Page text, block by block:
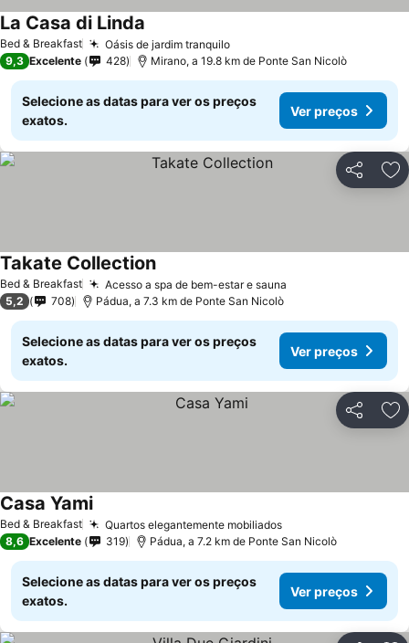
Bed & Breakfast Oásis de jardim tranquilo
La Casa di Linda
9,3 Excelente 428 Mirano, a 19.8 km de Ponte San Nicolò
Selecione as datas para ver os preços
exatos.
Ver preços
Partilhar
Bed & Breakfast Acesso a spa de bem-estar e sauna
Takate Collection
5,2 708 Pádua, a 7.3 km de Ponte San Nicolò
Selecione as datas para ver os preços
exatos.
Ver preços
Partilhar
Bed & Breakfast Quartos elegantemente mobiliados
Casa Yami
8,6 Excelente 319 Pádua, a 7.2 km de Ponte San Nicolò
Selecione as datas para ver os preços
exatos.
Ver preços